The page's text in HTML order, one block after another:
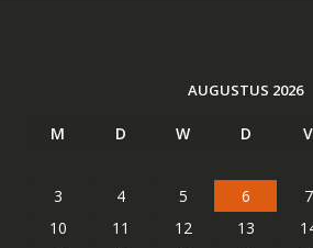
AUGUSTUS 2026
M D W D V
3
4 5 6 7
10
11 12 13